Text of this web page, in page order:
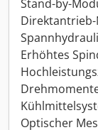
Stand-by-
Erhöhtes
Optischer